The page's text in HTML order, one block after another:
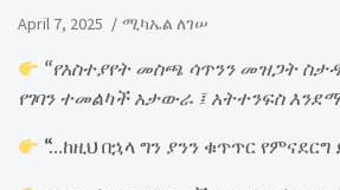
April 7, 2025 ሚካኤል ለገሠ
“የአስተያየት መስጫ ሳጥንን መዝጋት
የገባን ተመልካች አታውራ ፤ አትተንፍስ
“…ከዚህ በኋላ ግን ያንን ቁጥጥር የምናደርግ